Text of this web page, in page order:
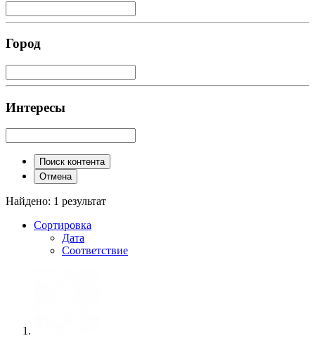
Город
Интересы
Поиск контента
Отмена
Найдено: 1 результат
Сортировка
Дата
Соответствие